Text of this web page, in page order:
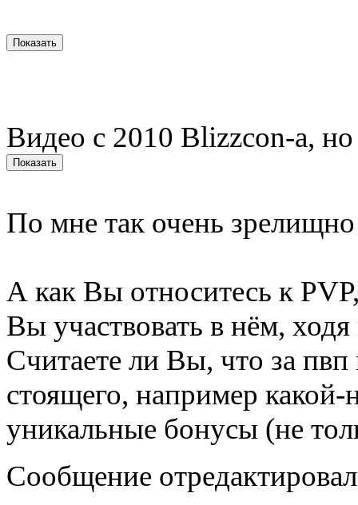
Видео с 2010 Blizzcon-а, но
По мне так очень
А как Вы относитесь к
Вы участвовать в нём, ходя
Считаете ли Вы, что за
стоящего, например
уникальные бонусы (не
Сообщение